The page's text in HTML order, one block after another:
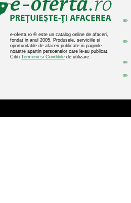
e-oferta.ro ® este un catalog online de afaceri,
fondat in anul 2005. Produsele, serviciile si
oportunitatile de afaceri publicate in paginile
noastre apartin persoanelor care le-au publicat.
Cititi Termenii si Conditiile de utilizare.